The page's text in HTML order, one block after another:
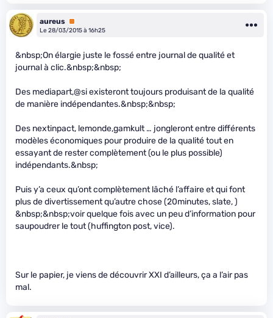
aureus Premium
Le 28/03/2015 à 16h25
&nbsp;On élargie juste le fossé entre journal de qualité et
journal à clic.&nbsp;&nbsp;
Des mediapart,@si existeront toujours produisant de la qualité
de manière indépendantes.&nbsp;&nbsp;
Des nextinpact, lemonde,gamkult … jongleront entre différents
modèles économiques pour produire de la qualité tout en
essayant de rester complètement (ou le plus possible)
indépendants.&nbsp;
Puis y’a ceux qu’ont complètement lâché l’affaire et qui font
plus de divertissement qu’autre chose (20minutes, slate, )
&nbsp;&nbsp;voir quelque fois avec un peu d’information pour
saupoudrer le tout (huffington post, vice).
Sur le papier, je viens de découvrir XXI d’ailleurs, ça a l’air pas
mal.